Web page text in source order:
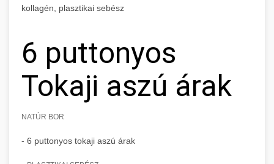
kollagén, plasztikai sebész
6 puttonyos
Tokaji aszú árak
NATÚR BOR
- 6 puttonyos tokaji aszú árak